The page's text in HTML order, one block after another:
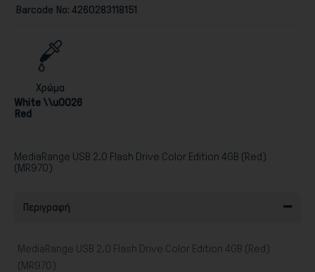
Barcode No: 4260283118151
Χρώμα
White \\u0026
Red
MediaRange USB 2.0 Flash Drive Color Edition 4GB (Red)
(MR970)
Περιγραφή
MediaRange USB 2.0 Flash Drive Color Edition 4GB (Red)
(MR970)